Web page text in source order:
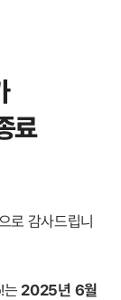
료
로 감사드립니
는 2025년 6월